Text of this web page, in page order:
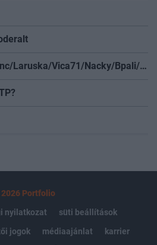
Toka Club/Labanc/Laruska/Vica71/Nacky/Bpali/Oldrider/Josefernando/Mcbull/Kawaszabi
Portfolio
nyilatkozat
süti beállítások
jogok médiaajánlat
karrier